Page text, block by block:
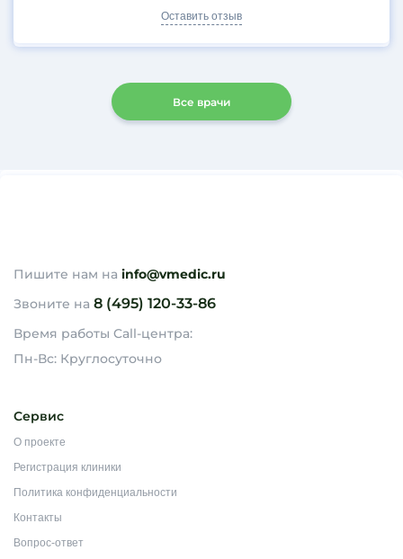
Оставить отзыв
Все врачи
Сервис
О проекте
Регистрация клиники
Политика конфиденциальности
Контакты
Вопрос-ответ
Пишите нам на info@vmedic.ru
Звоните на 8 (495) 120-33-86
Время работы Call-центра:
Пн-Вс: Круглосуточно